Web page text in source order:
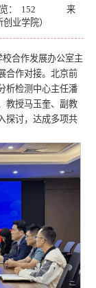
： 152
来
业学院）
合作发展办公室主
合作对接。北京前
析检测中心主任潘
教授马玉奎、副教
探讨，达成多项共